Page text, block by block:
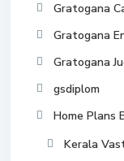
Gratogana
Gratogana
Gratogana
gsdiplom
Home Plans
Kerala